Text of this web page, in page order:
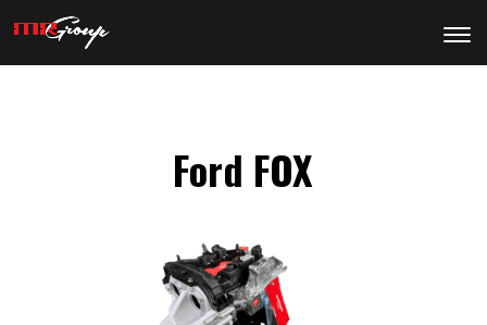
Ford FOX